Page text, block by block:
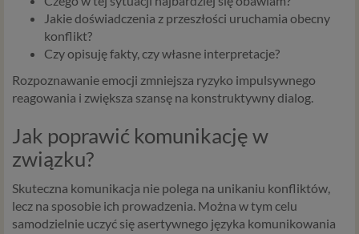
Jakie doświadczenia z przeszłości uruchamia obecny
konflikt?
Czy opisuję fakty, czy własne interpretacje?
Rozpoznawanie emocji zmniejsza ryzyko impulsywnego
reagowania i zwiększa szansę na konstruktywny dialog.
Jak poprawić komunikację w
związku?
Skuteczna komunikacja nie polega na unikaniu konfliktów,
lecz na sposobie ich prowadzenia. Można w tym celu
samodzielnie uczyć się asertywnego języka komunikowania